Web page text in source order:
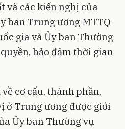
và các kiến nghị của
ban Trung ương MTTQ
gia và Ủy ban Thường
bảo đảm thời gian
cơ cấu, thành phần,
ở Trung ương được giới
Ủy ban Thường vụ